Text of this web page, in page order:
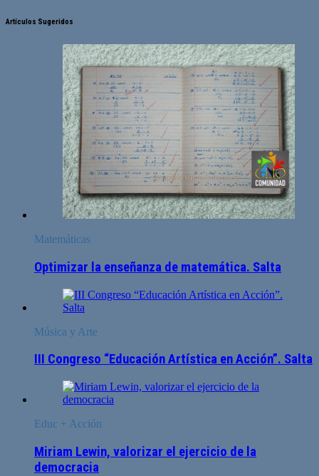
Artículos Sugeridos
Matemáticas
Optimizar la enseñanza de matemática. Salta
Música y Arte
III Congreso “Educación Artística en Acción”. Salta
Educ + Acción
Miriam Lewin, valorizar el ejercicio de la
democracia